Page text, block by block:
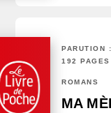
PARUTION
192 PAGES
ROMANS
MA